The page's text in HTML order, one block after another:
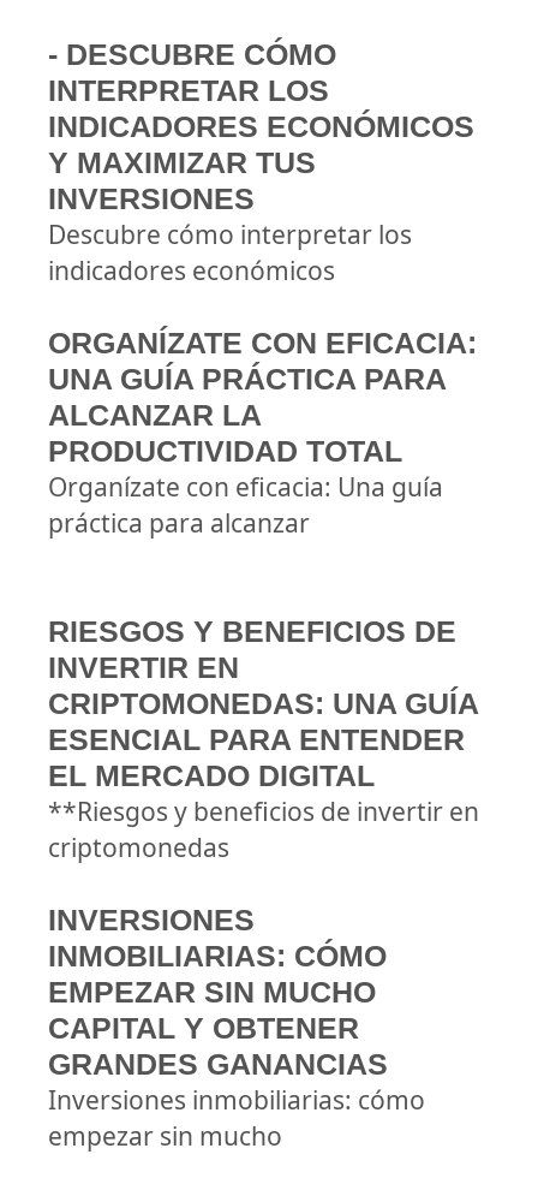
- DESCUBRE CÓMO
INTERPRETAR LOS
INDICADORES ECONÓMICOS
Y MAXIMIZAR TUS
INVERSIONES
Descubre cómo interpretar los
indicadores económicos
ORGANÍZATE CON EFICACIA:
UNA GUÍA PRÁCTICA PARA
ALCANZAR LA
PRODUCTIVIDAD TOTAL
Organízate con eficacia: Una guía
práctica para alcanzar
RIESGOS Y BENEFICIOS DE
INVERTIR EN
CRIPTOMONEDAS: UNA GUÍA
ESENCIAL PARA ENTENDER
EL MERCADO DIGITAL
**Riesgos y beneficios de invertir en
criptomonedas
INVERSIONES
INMOBILIARIAS: CÓMO
EMPEZAR SIN MUCHO
CAPITAL Y OBTENER
GRANDES GANANCIAS
Inversiones inmobiliarias: cómo
empezar sin mucho